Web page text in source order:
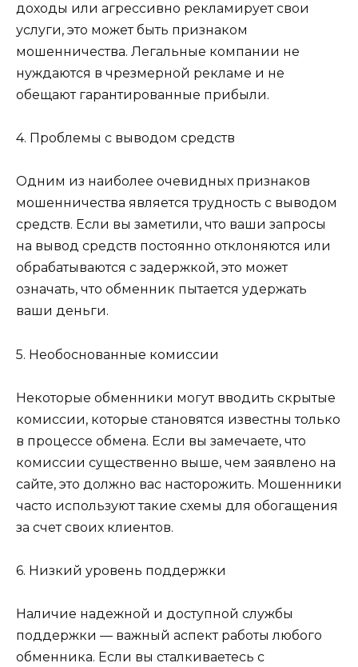
доходы или агрессивно рекламирует свои
услуги, это может быть признаком
мошенничества. Легальные компании не
нуждаются в чрезмерной рекламе и не
обещают гарантированные прибыли.
4. Проблемы с выводом средств
Одним из наиболее очевидных признаков
мошенничества является трудность с выводом
средств. Если вы заметили, что ваши запросы
на вывод средств постоянно отклоняются или
обрабатываются с задержкой, это может
означать, что обменник пытается удержать
ваши деньги.
5. Необоснованные комиссии
Некоторые обменники могут вводить скрытые
комиссии, которые становятся известны только
в процессе обмена. Если вы замечаете, что
комиссии существенно выше, чем заявлено на
сайте, это должно вас насторожить. Мошенники
часто используют такие схемы для обогащения
за счет своих клиентов.
6. Низкий уровень поддержки
Наличие надежной и доступной службы
поддержки — важный аспект работы любого
обменника. Если вы сталкиваетесь с